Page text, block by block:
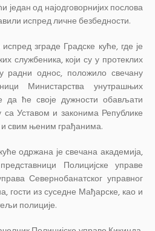
један од најодговорнијих послова
испред личне безбедности.
зграде Градске куће, где је
службеника, који су у протеклих
однос, положило свечану
Министарства унутрашњих
да ће своје дужности обављати
Уставом и законима Републике
свим њеним грађанима.
одржана је свечана академија,
Полицијске управе
Севернобанатског управног
гости из суседне Мађарске, као и
полиције.